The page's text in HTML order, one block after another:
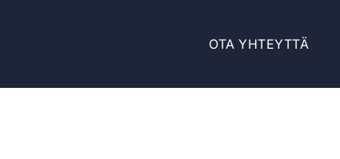
OTA YHTEYTTÄ